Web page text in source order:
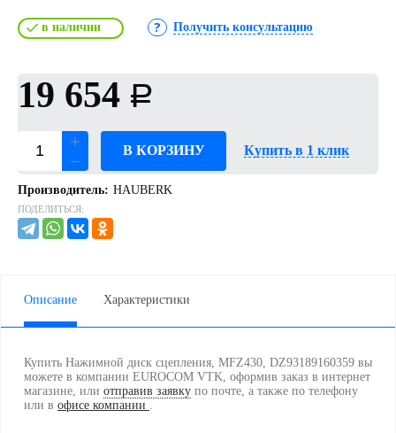
в наличии Получить консультацию
19 654 Р
В КОРЗИНУ Купить в 1 клик
Производитель: HAUBERK
ПОДЕЛИТЬСЯ:
Описание Характеристики
Купить Нажимной диск сцепления, MFZ430, DZ93189160359 вы
можете в компании EUROCOM VTK, оформив заказ в интернет
магазине, или отправив заявку по почте, а также по телефону
или в офисе компании .